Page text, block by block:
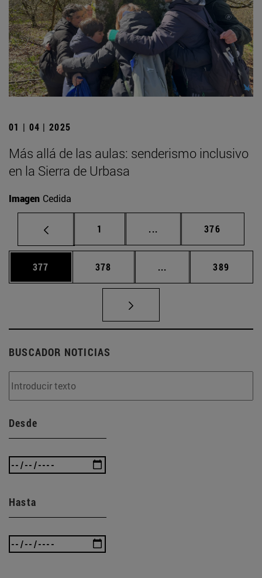
01 | 04 | 2025
Más allá de las aulas: senderismo inclusivo
en la Sierra de Urbasa
Imagen Cedida
Página
1 ... Páginas intermedias
Página
376
Página
377 Página
378 ... Páginas intermedias
Página
389
BUSCADOR NOTICIAS
Desde
Hasta